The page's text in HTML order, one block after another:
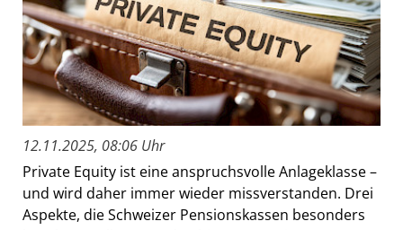
12.11.2025, 08:06 Uhr
Private Equity ist eine anspruchsvolle Anlageklasse –
und wird daher immer wieder missverstanden. Drei
Aspekte, die Schweizer Pensionskassen besonders